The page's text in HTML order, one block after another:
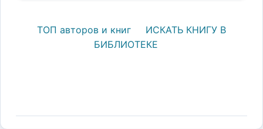
ТОП авторов и книг
ИСКАТЬ КНИГУ В
БИБЛИОТЕКЕ